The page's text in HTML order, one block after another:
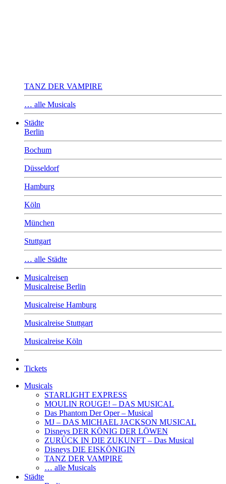
TANZ DER VAMPIRE
… alle Musicals
Städte
Berlin
Bochum
Düsseldorf
Hamburg
Köln
München
Stuttgart
… alle Städte
Musicalreisen
Musicalreise Berlin
Musicalreise Hamburg
Musicalreise Stuttgart
Musicalreise Köln
Tickets
Musicals
STARLIGHT EXPRESS
MOULIN ROUGE! – DAS MUSICAL
Das Phantom Der Oper – Musical
MJ – DAS MICHAEL JACKSON MUSICAL
Disneys DER KÖNIG DER LÖWEN
ZURÜCK IN DIE ZUKUNFT – Das Musical
Disneys DIE EISKÖNIGIN
TANZ DER VAMPIRE
… alle Musicals
Städte